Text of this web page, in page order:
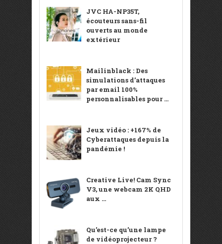
JVC HA-NP35T,
écouteurs sans-fil
ouverts au monde
extérieur
Mailinblack : Des
simulations d’attaques
par email 100%
personnalisables pour ...
Jeux vidéo : +167% de
Cyberattaques depuis la
pandémie !
Creative Live! Cam Sync
V3, une webcam 2K QHD
aux ...
Qu’est-ce qu’une lampe
de vidéoprojecteur ?